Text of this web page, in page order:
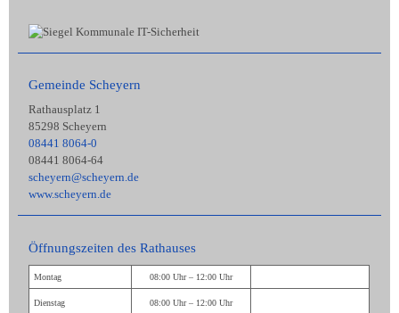
Gemeinde Scheyern
Rathausplatz 1
85298 Scheyern
08441 8064-0
08441 8064-64
scheyern@scheyern.de
www.scheyern.de
Öffnungszeiten des Rathauses
Montag 08:00 Uhr – 12:00 Uhr
Dienstag 08:00 Uhr – 12:00 Uhr